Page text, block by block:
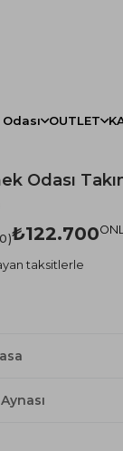
OUTLET
Odası
₺122.700
taksitlerle